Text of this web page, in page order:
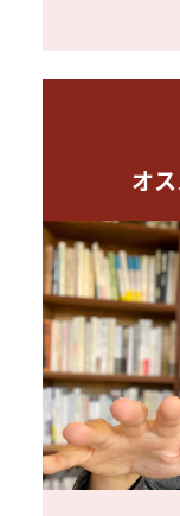
オ